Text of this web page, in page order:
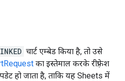
चार्ट एम्बेड किया है, तो उसे
का इस्तेमाल करके रीफ़्रेश
हो जाता है, ताकि यह Sheets में